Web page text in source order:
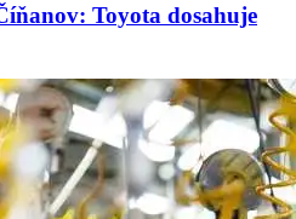
Toyota dosahuje